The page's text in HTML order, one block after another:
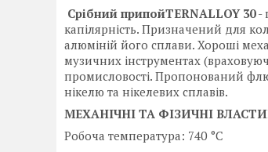
Срібний припойTERNALLOY 30-
капілярність. Призначений для
алюміній його сплави. Хороші
музичних інструментах
промисловості. Пропонований
нікелю та нікелевих сплавів.
МЕХАНІЧНІ ТА ФІЗИЧНІ
Робоча температура: 740 °C